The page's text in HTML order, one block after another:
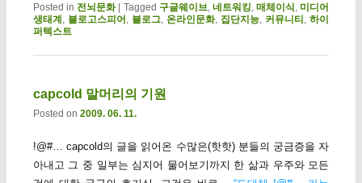
Posted in 전뇌문화 | Tagged 구글웨이브, 네트워킹,매체이식, 미디어
생태계, 블로고스피어, 블로그,온라인문화, 집단지능, 커뮤니티,하이
퍼텍스트
capcold 말머리의 기원
Posted on 2009. 06. 11.
!@#… capcold의 글을 읽어온 수많은(핫핫) 분들의 궁금증을 자
아내고 그 중 일부는 심지어 물어보기까지 한 삶과 우주와 모든